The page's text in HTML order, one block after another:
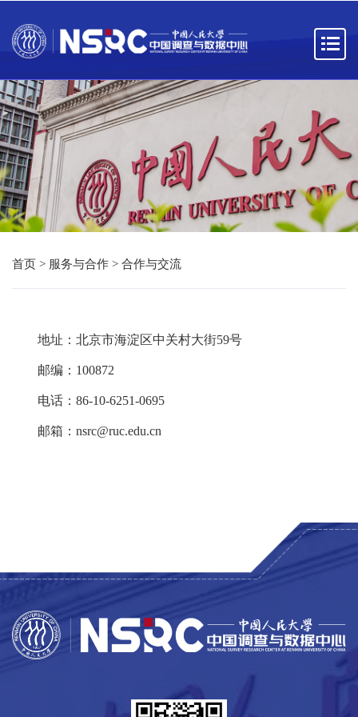
首页 > 服务与合作 > 合作与交流
地址：北京市海淀区中关村大街59号
邮编：100872
电话：86-10-6251-0695
邮箱：nsrc@ruc.edu.cn